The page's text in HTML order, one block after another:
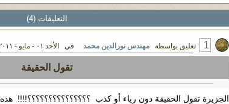
التعليقات (4)
1 تعليق بواسطة مهندس نورالدين محمد في الأحد ٠١ - مايو - ٢٠١١ ١٢:٠٠ صباحاً
تقول الحقيقة
الجزيرة تقول الحقيقة دون رياء أو كذب ؟؟؟؟؟؟؟؟؟؟؟؟؟؟؟!!!!